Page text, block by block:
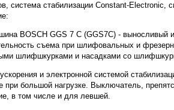
система стабилизации Constant-Electronic,
BOSCH GGS 7 C (GGS7C) - выносливый
съема при шлифовальных и
шлифшкурками и насадками со
и электронной системой
при большой нагрузке. Выключатель,
в том числе и для левшей.